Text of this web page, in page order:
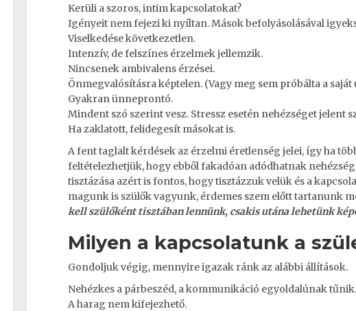
Kerüli a szoros, intim kapcsolatokat?
Igényeit nem fejezi ki nyíltan. Mások befolyásolásával
Viselkedése következetlen.
Intenzív, de felszínes érzelmek jellemzik.
Nincsenek ambivalens érzései.
Önmegvalósításra képtelen. (Vagy meg sem próbálta a saját
Gyakran ünneprontó.
Mindent szó szerint vesz. Stressz esetén nehézséget jelent
Ha zaklatott, felidegesít másokat is.
A fent taglalt kérdések az érzelmi éretlenség jelei, így ha
feltételezhetjük, hogy ebből fakadóan adódhatnak
tisztázása azért is fontos, hogy tisztázzuk velük és a
magunk is szülők vagyunk, érdemes szem előtt tartanunk
kell szülőként tisztában lennünk, csakis utána lehetünk
Milyen a kapcsolatunk a
Gondoljuk végig, mennyire igazak ránk az alábbi állítások.
Nehézkes a párbeszéd, a kommunikáció egyoldalúnak tűnik.
A harag nem kifejezhető.